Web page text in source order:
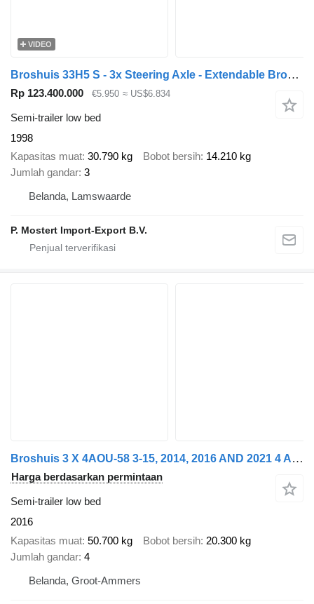
VIDEO
Broshuis 33H5 S - 3x Steering Axle - Extendable Broshuis 33H5 S Extendabl
Rp 123.400.000 €5.950 ≈ US$6.834
Semi-trailer low bed
1998
Kapasitas muat 30.790 kg Bobot bersih 14.210 kg
Jumlah gandar 3
Belanda, Lamswaarde
P. Mostert Import-Export B.V.
Broshuis 3 X 4AOU-58 3-15, 2014, 2016 AND 2021 4 AXLE FORCED STEERING. 3
Harga berdasarkan permintaan
Semi-trailer low bed
2016
Kapasitas muat 50.700 kg Bobot bersih 20.300 kg
Jumlah gandar 4
Belanda, Groot-Ammers